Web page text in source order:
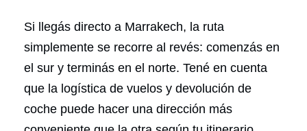
Si llegás directo a Marrakech, la ruta
simplemente se recorre al revés: comenzás en
el sur y terminás en el norte. Tené en cuenta
que la logística de vuelos y devolución de
coche puede hacer una dirección más